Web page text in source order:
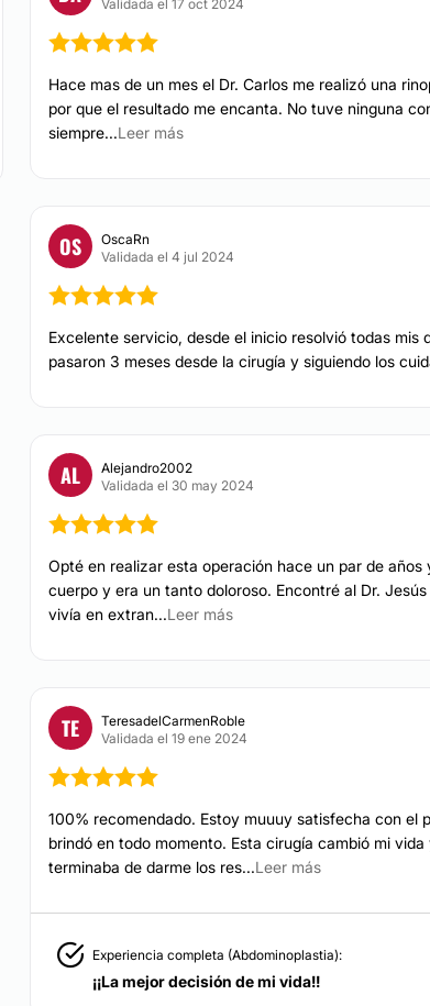
Validada el 17 oct 2024
Hace mas de un mes el Dr. Carlos me realizó una
por que el resultado me encanta. No tuve ninguna
siempre...Leer más
OS
OscaRn
Validada el 4 jul 2024
Excelente servicio, desde el inicio resolvió todas
pasaron 3 meses desde la cirugía y siguiendo los
AL
Alejandro2002
Validada el 30 may 2024
Opté en realizar esta operación hace un par de
cuerpo y era un tanto doloroso. Encontré al Dr.
vivía en extran...Leer más
TE
TeresadelCarmenRoble
Validada el 19 ene 2024
100% recomendado. Estoy muuuy satisfecha con el
brindó en todo momento. Esta cirugía cambió mi
terminaba de darme los res...Leer más
Experiencia completa (Abdominoplastia):
¡¡La mejor decisión de mi vida!!